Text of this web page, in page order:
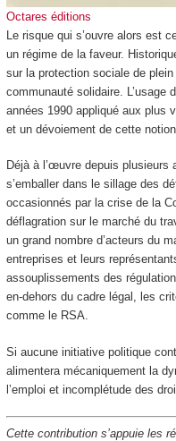
Octares éditions
Le risque qui s’ouvre alors est
un régime de la faveur.
sur la protection sociale de
communauté solidaire. L’usage
années 1990 appliqué aux plus
et un dévoiement de cette notion.
Déjà à l’œuvre depuis plusieurs
s’emballer dans le sillage des
occasionnés par la crise de la
déflagration sur le marché du
un grand nombre d’acteurs du
entreprises et leurs
assouplissements des
en-dehors du cadre légal, les
comme le RSA.
Si aucune initiative politique
alimentera mécaniquement la
l’emploi et incomplétude des
Cette contribution s’appuie les